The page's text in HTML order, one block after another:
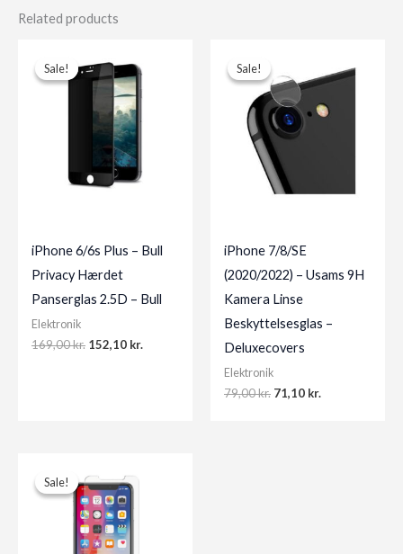
Related products
Sale!
Sale!
iPhone 6/6s Plus – Bull
Privacy Hærdet
Panserglas 2.5D – Bull
Elektronik
169,00kr. Original
152,10 kr.
Sale!
Sale!
iPhone 7/8/SE
(2020/2022) – Usams 9H
Kamera Linse
Beskyttelsesglas –
Deluxecovers
Elektronik
79,00kr. Original
71,10 kr.
Sale!
Sale!